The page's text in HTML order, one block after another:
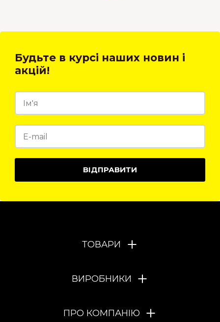
Будьте в курсі наших новин і
акцій!
ВІДПРАВИТИ
ТОВАРИ
ВИРОБНИКИ
ПРО КОМПАНІЮ